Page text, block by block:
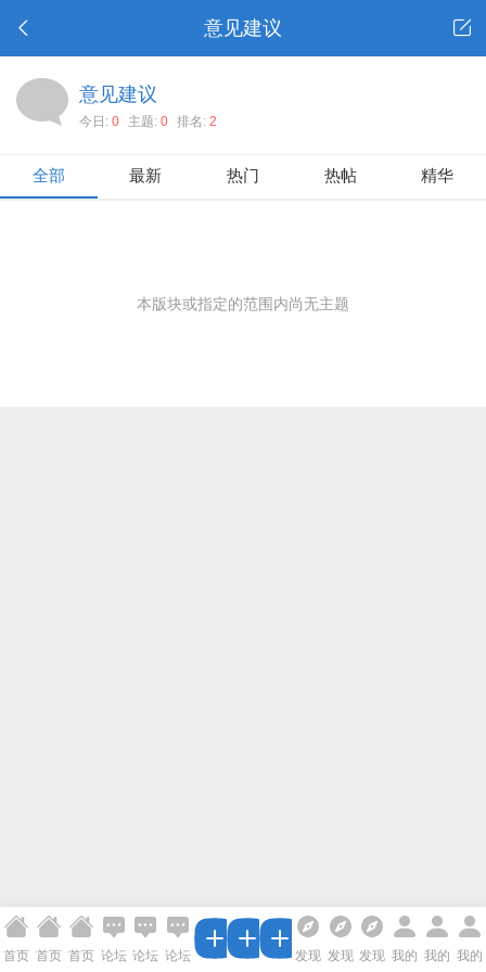
意见建议
意见建议
今日: 0 主题: 0 排名: 2
全部 最新 热门 热帖 精华
本版块或指定的范围内尚无主题
首页 首页 首页 论坛 论坛 论坛 发现 发现 发现 我的 我的 我的